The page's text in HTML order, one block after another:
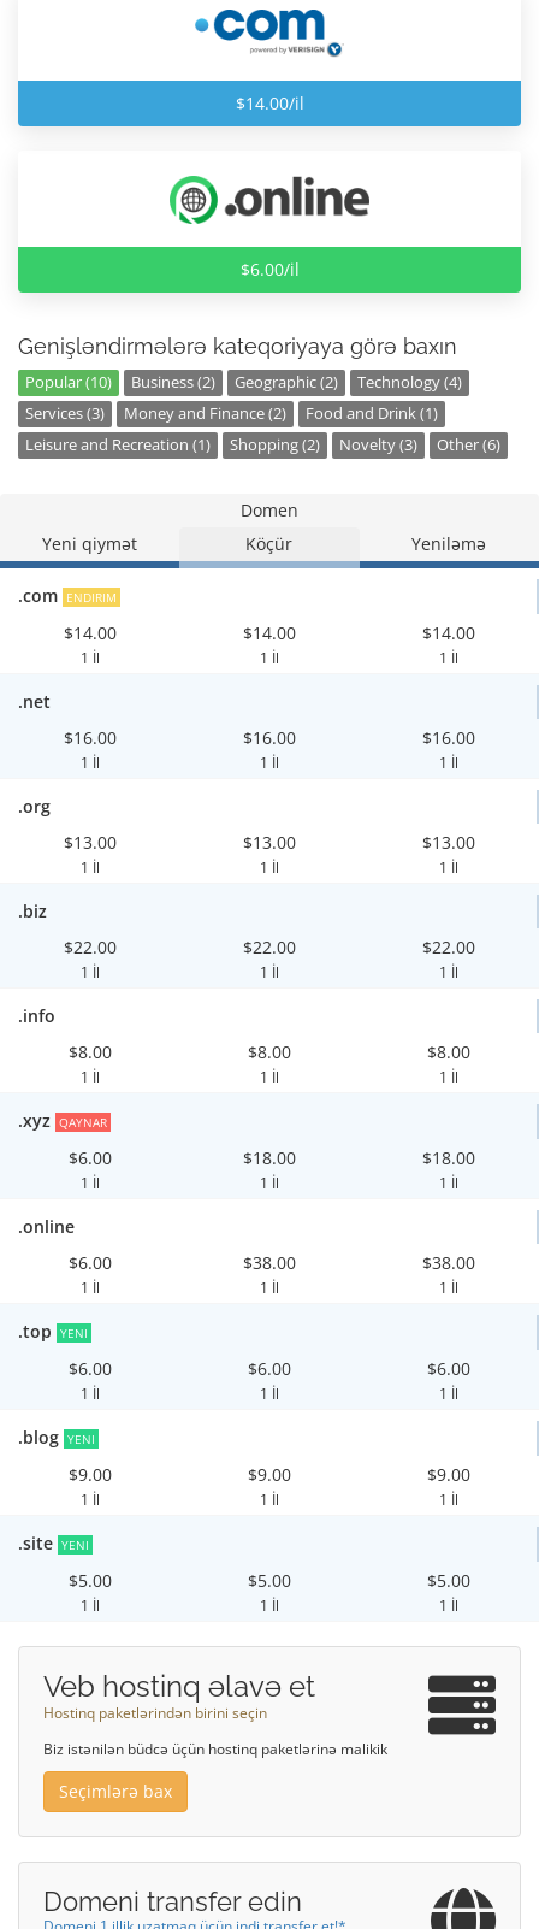
$14.00/il
$6.00/il
Genişləndirmələrə kateqoriyaya görə baxın
Popular (10) Business (2) Geographic (2)
Technology (4)
Services (3)
Money and Finance (2)
Food and Drink (1)
Leisure and Recreation (1)
Shopping (2) Novelty (3) Other (6)
Domen
Yeni qiymət
Köçür Yeniləmə
.com ENDIRIM
$14.00
1 İl
$14.00
1 İl
$14.00
1 İl
.net
$16.00
1 İl
$16.00
1 İl
$16.00
1 İl
.org
$13.00
1 İl
$13.00
1 İl
$13.00
1 İl
.biz
$22.00
1 İl
$22.00
1 İl
$22.00
1 İl
.info
$8.00
1 İl
$8.00
1 İl
$8.00
1 İl
.xyz QAYNAR
$6.00
1 İl
$18.00
1 İl
$18.00
1 İl
.online
$6.00
1 İl
$38.00
1 İl
$38.00
1 İl
.top YENI
$6.00
1 İl
$6.00
1 İl
$6.00
1 İl
.blog YENI
$9.00
1 İl
$9.00
1 İl
$9.00
1 İl
.site YENI
$5.00
1 İl
$5.00
1 İl
$5.00
1 İl
Veb hostinq əlavə et
Hostinq paketlərindən birini seçin
Biz istənilən büdcə üçün hostinq paketlərinə malikik
Seçimlərə bax
Domeni transfer edin